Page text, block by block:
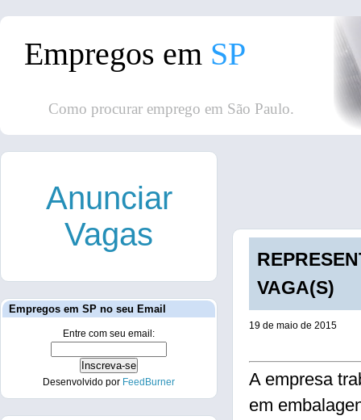
Empregos em SP
Como procurar emprego em São Paulo.
VAGA(S)
19 de maio de 2015
A empresa
em
Anunciar
Vagas
Empregos em SP no seu Email
Entre com seu email:
Desenvolvido por FeedBurner